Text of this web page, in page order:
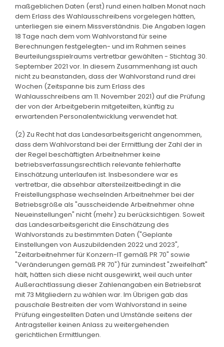
maßgeblichen Daten (erst) rund einen halben Monat nach
dem Erlass des Wahlausschreibens vorgelegen hätten,
unterliegen sie einem Missverständnis. Die Angaben lagen
18 Tage nach dem vom Wahlvorstand für seine
Berechnungen festgelegten- und im Rahmen seines
Beurteilungsspielraums vertretbar gewählten - Stichtag 30.
September 2021 vor. In diesem Zusammenhang ist auch
nicht zu beanstanden, dass der Wahlvorstand rund drei
Wochen (Zeitspanne bis zum Erlass des
Wahlausschreibens am 11. November 2021) auf die Prüfung
der von der Arbeitgeberin mitgeteilten, künftig zu
erwartenden Personalentwicklung verwendet hat.
(2) Zu Recht hat das Landesarbeitsgericht angenommen,
dass dem Wahlvorstand bei der Ermittlung der Zahl der in
der Regel beschäftigten Arbeitnehmer keine
betriebsverfassungsrechtlich relevante fehlerhafte
Einschätzung unterlaufen ist. Insbesondere war es
vertretbar, die absehbar altersteilzeitbedingt in die
Freistellungsphase wechselnden Arbeitnehmer bei der
Betriebsgröße als "ausscheidende Arbeitnehmer ohne
Neueinstellungen" nicht (mehr) zu berücksichtigen. Soweit
das Landesarbeitsgericht die Einschätzung des
Wahlvorstands zu bestimmten Daten ("Geplante
Einstellungen von Auszubildenden 2022 und 2023",
"Zeitarbeitnehmer für Konzern-IT gemäß PR 70" sowie
"Veränderungen gemäß PR 70") für zumindest "zweifelhaft"
hält, hätten sich diese nicht ausgewirkt, weil auch unter
Außerachtlassung dieser Zahlenangaben ein Betriebsrat
mit 73 Mitgliedern zu wählen war. Im Übrigen gab das
pauschale Bestreiten der vom Wahlvorstand in seine
Prüfung eingestellten Daten und Umstände seitens der
Antragsteller keinen Anlass zu weitergehenden
gerichtlichen Ermittlungen.